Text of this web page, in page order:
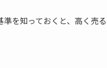
を知っておくと、高く売